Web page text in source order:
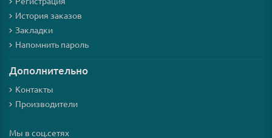
История заказов
Закладки
Напомнить пароль
Дополнительно
Контакты
Производители
Мы в соц.сетях